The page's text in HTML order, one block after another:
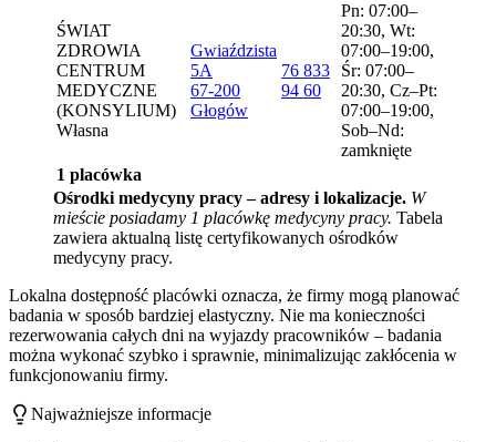
ŚWIAT
ZDROWIA
CENTRUM
MEDYCZNE
(KONSYLIUM)
Własna
Gwiaździsta
5A
67-200
Głogów
76 833
94 60
Pn: 07:00–
20:30, Wt:
07:00–19:00,
Śr: 07:00–
20:30, Cz–Pt:
07:00–19:00,
Sob–Nd:
zamknięte
1 placówka
Ośrodki medycyny pracy – adresy i lokalizacje. W
mieście posiadamy 1 placówkę medycyny pracy. Tabela
zawiera aktualną listę certyfikowanych ośrodków
medycyny pracy.
Lokalna dostępność placówki oznacza, że firmy mogą planować
badania w sposób bardziej elastyczny. Nie ma konieczności
rezerwowania całych dni na wyjazdy pracowników – badania
można wykonać szybko i sprawnie, minimalizując zakłócenia w
funkcjonowaniu firmy.
Najważniejsze informacje